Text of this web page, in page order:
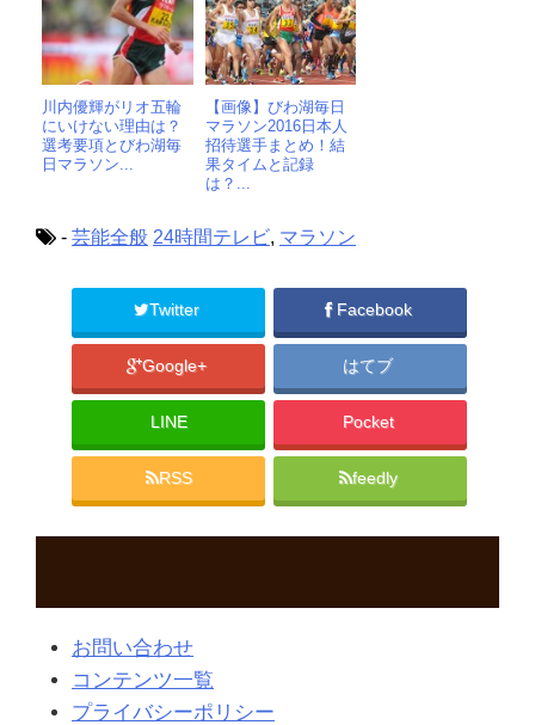
川内優輝がリオ五輪
にいけない理由は？
選考要項とびわ湖毎
日マラソン...
【画像】びわ湖毎日
マラソン2016日本人
招待選手まとめ！結
果タイムと記録
は？...
- 芸能全般 24時間テレビ, マラソン
Twitter Facebook
Google+ はてブ
LINE Pocket
RSS feedly
お問い合わせ
コンテンツ一覧
プライバシーポリシー